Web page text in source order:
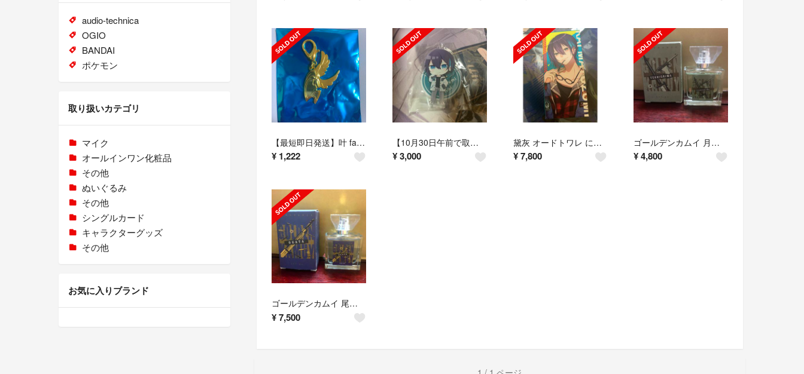
【最短即日発送】叶 fantasia メタルチャーム
¥ 1,222
【10月30日午前で取り下げ】ぷちさんじ 黛灰 アクリルスタンド
¥3,000
黛灰 オードトワレ にじさんじ
¥ 7,800
ゴールデンカムイ 月島 香水
¥4,800
ゴールデンカムイ 尾形百之助 香水
¥7,500
audio-technica
OGIO
BANDAI
ポケモン
取り扱いカテゴリ
マイク
オールインワン化粧品
その他
ぬいぐるみ
その他
シングルカード
キャラクターグッズ
その他
お気に入りブランド